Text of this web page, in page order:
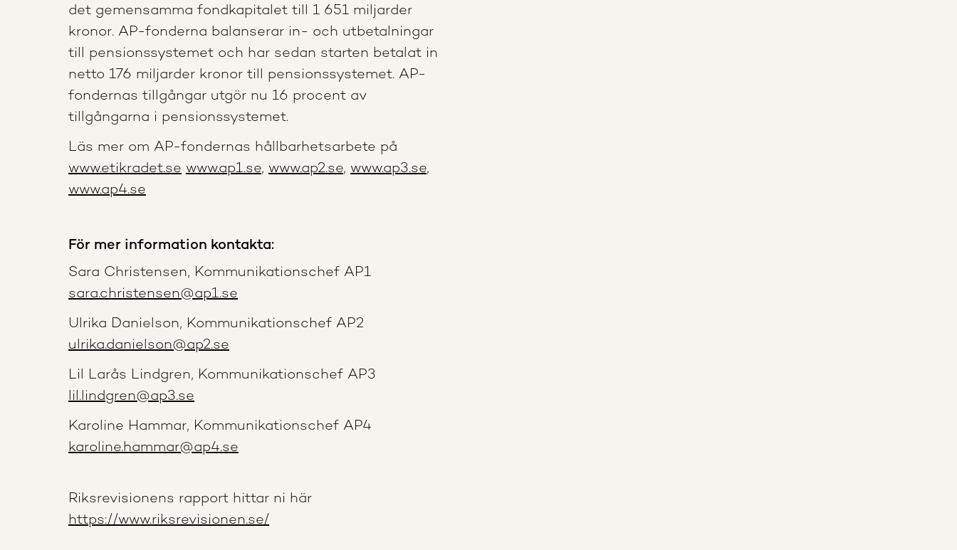
det gemensamma fondkapitalet till 1 651 miljarder
kronor. AP-fonderna balanserar in- och utbetalningar
till pensionssystemet och har sedan starten betalat in
netto 176 miljarder kronor till pensionssystemet. AP-
fondernas tillgångar utgör nu 16 procent av
tillgångarna i pensionssystemet.
Läs mer om AP-fondernas hållbarhetsarbete på
www.etikradet.se www.ap1.se, www.ap2.se, www.ap3.se,
www.ap4.se
För mer information kontakta:
Sara Christensen, Kommunikationschef AP1
sara.christensen@ap1.se
Ulrika Danielson, Kommunikationschef AP2
ulrika.danielson@ap2.se
Lil Larås Lindgren, Kommunikationschef AP3
lil.lindgren@ap3.se
Karoline Hammar, Kommunikationschef AP4
karoline.hammar@ap4.se
Riksrevisionens rapport hittar ni här
https://www.riksrevisionen.se/